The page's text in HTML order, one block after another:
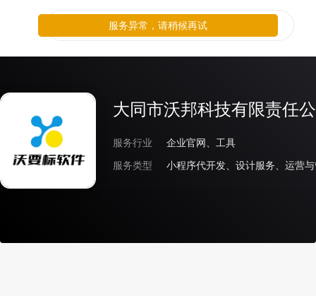
大同市沃邦科技有限责任
服务行业
企业官网、工具
服务类型
小程序代开发、设计服务、运营
服务异常，请稍候再试